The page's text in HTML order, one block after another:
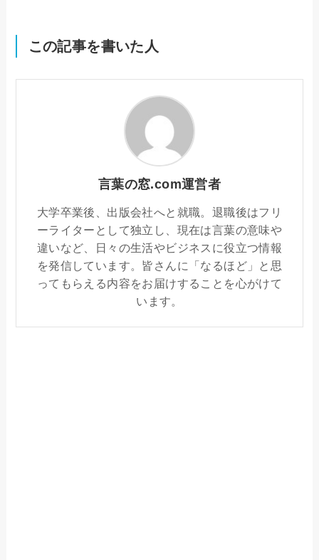
この記事を書いた人
言葉の窓.com運営者
大学卒業後、出版会社へと就職。退職後はフリ
ーライターとして独立し、現在は言葉の意味や
違いなど、日々の生活やビジネスに役立つ情報
を発信しています。皆さんに「なるほど」と思
ってもらえる内容をお届けすることを心がけて
います。